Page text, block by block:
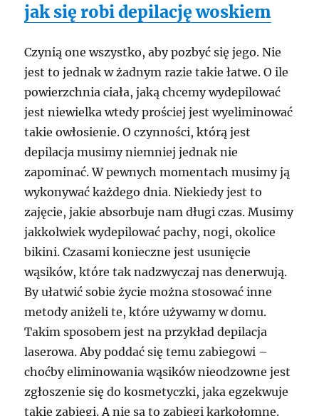
jak się robi depilację woskiem
Czynią one wszystko, aby pozbyć się jego. Nie
jest to jednak w żadnym razie takie łatwe. O ile
powierzchnia ciała, jaką chcemy wydepilować
jest niewielka wtedy prościej jest wyeliminować
takie owłosienie. O czynności, którą jest
depilacja musimy niemniej jednak nie
zapominać. W pewnych momentach musimy ją
wykonywać każdego dnia. Niekiedy jest to
zajęcie, jakie absorbuje nam długi czas. Musimy
jakkolwiek wydepilować pachy, nogi, okolice
bikini. Czasami konieczne jest usunięcie
wąsików, które tak nadzwyczaj nas denerwują.
By ułatwić sobie życie można stosować inne
metody aniżeli te, które używamy w domu.
Takim sposobem jest na przykład depilacja
laserowa. Aby poddać się temu zabiegowi –
choćby eliminowania wąsików nieodzowne jest
zgłoszenie się do kosmetyczki, jaka egzekwuje
takie zabiegi. A nie są to zabiegi karkołomne.